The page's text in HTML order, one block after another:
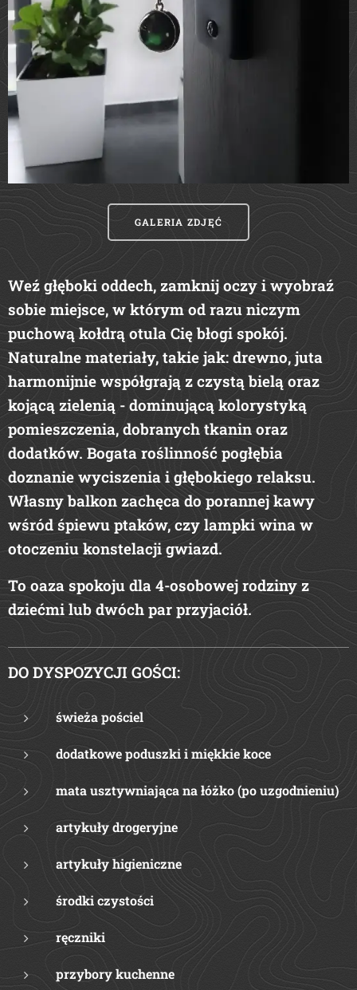
GALERIA ZDJĘĆ
Weź głęboki oddech, zamknij oczy i wyobraź
sobie miejsce, w którym od razu niczym
puchową kołdrą otula Cię błogi spokój.
Naturalne materiały, takie jak: drewno, juta
harmonijnie współgrają z czystą bielą oraz
kojącą zielenią - dominującą kolorystyką
pomieszczenia, dobranych tkanin oraz
dodatków. Bogata roślinność pogłębia
doznanie wyciszenia i głębokiego relaksu.
Własny balkon zachęca do porannej kawy
wśród śpiewu ptaków, czy lampki wina w
otoczeniu konstelacji gwiazd.
To oaza spokoju dla 4-osobowej rodziny z
dziećmi lub dwóch par przyjaciół.
DO DYSPOZYCJI GOŚCI:
świeża pościel
dodatkowe poduszki i miękkie koce
mata usztywniająca na łóżko (po uzgodnieniu)
artykuły drogeryjne
artykuły higieniczne
środki czystości
ręczniki
przybory kuchenne